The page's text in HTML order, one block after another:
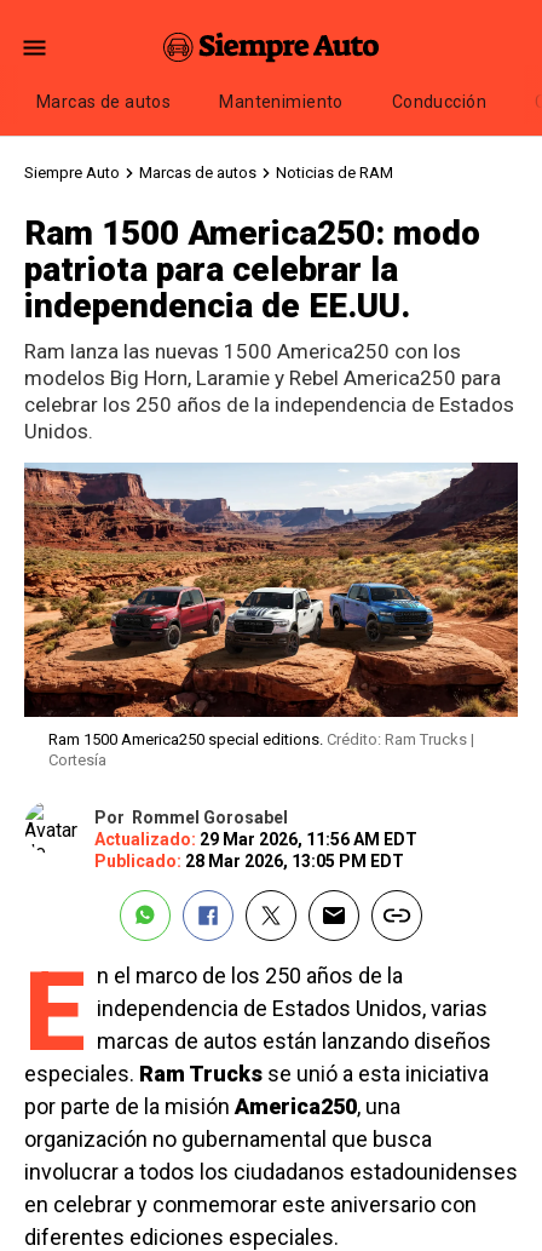
Marcas de autos Mantenimiento Conducción
Siempre Auto Marcas de autos Noticias de RAM
Ram 1500 America250: modo
patriota para celebrar la
independencia de EE.UU.
Ram lanza las nuevas 1500 America250 con los
modelos Big Horn, Laramie y Rebel America250 para
celebrar los 250 años de la independencia de Estados
Unidos.
Ram 1500 America250 special editions. Crédito: Ram Trucks |
Cortesía
Por
Rommel Gorosabel
Actualizado: 29 Mar 2026, 11:56 AM EDT
Publicado: 28 Mar 2026, 13:05 PM EDT
E n el marco de los 250 años de la
independencia de Estados Unidos, varias
marcas de autos están lanzando diseños
especiales. Ram Trucks se unió a esta iniciativa
por parte de la misión America250, una
organización no gubernamental que busca
involucrar a todos los ciudadanos estadounidenses
en celebrar y conmemorar este aniversario con
diferentes ediciones especiales.